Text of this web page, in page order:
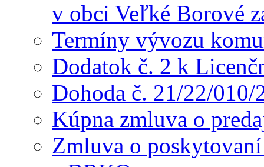
v obci Veľké Borové
Termíny vývozu
Dodatok č. 2 k
Dohoda č. 21/22/
Kúpna zmluva o
Zmluva o